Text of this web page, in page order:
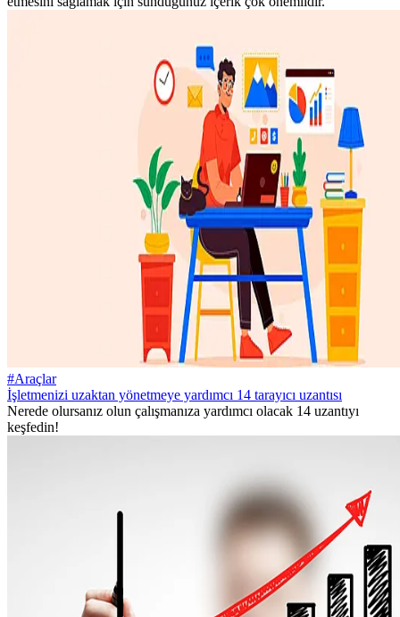
#Araçlar
İşletmenizi uzaktan yönetmeye yardımcı 14 tarayıcı uzantısı
Nerede olursanız olun çalışmanıza yardımcı olacak 14 uzantıyı
keşfedin!